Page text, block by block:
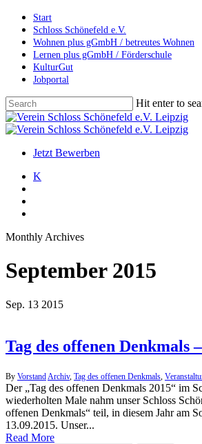
Skip
main
content
Start
Schloss Schönefeld e.V.
Wohnen plus gGmbH / betreutes Wohnen
Lernen plus gGmbH / Förderschule
KulturGut
Jobportal
Hit enter to
Close
Search
search
account
Menu
Jetzt Bewerben
K
Monthly Archives
September 2015
Sep. 13 2015
Tag des offenen Denkmals
By Vorstand Archiv, Tag des offenen Denkmals
Der „Tag des offenen Denkmals 2015“ im
wiederholten Male nahm unser Schloss
offenen Denkmals“ teil, in diesem Jahr am
13.09.2015. Unser...
Read More